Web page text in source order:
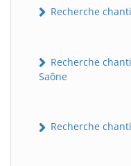
Recherche
Recherche
Saône
Recherche